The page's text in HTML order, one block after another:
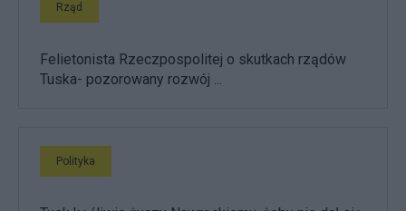
Rząd
Felietonista Rzeczpospolitej o skutkach rządów
Tuska- pozorowany rozwój ...
Polityka